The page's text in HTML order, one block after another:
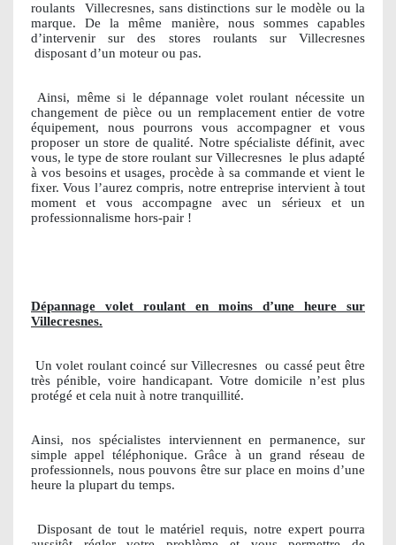
roulants
Villecresnes, sans distinctions sur le modèle ou la
marque. De la même manière, nous sommes capables
d’intervenir sur des stores roulants sur Villecresnes
disposant d’un moteur ou pas.
Ainsi, même si le dépannage volet roulant nécessite un
changement de pièce ou un remplacement entier de votre
équipement, nous pourrons vous accompagner et vous
proposer un store de qualité. Notre spécialiste définit, avec
vous, le type de store roulant sur Villecresnes le plus adapté
à vos besoins et usages, procède à sa commande et vient le
fixer. Vous l’aurez compris, notre entreprise intervient à tout
moment et vous accompagne avec un sérieux et un
professionnalisme hors-pair !
Dépannage volet roulant en moins d’une heure sur
Villecresnes.
Un volet roulant coincé sur Villecresnes ou cassé peut être
très pénible, voire handicapant. Votre domicile n’est plus
protégé et cela nuit à notre tranquillité.
Ainsi, nos spécialistes interviennent en permanence, sur
simple appel téléphonique. Grâce à un grand réseau de
professionnels, nous pouvons être sur place en moins d’une
heure la plupart du temps.
Disposant de tout le matériel requis, notre expert pourra